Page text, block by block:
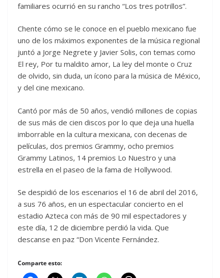
familiares ocurrió en su rancho “Los tres potrillos”.
Chente cómo se le conoce en el pueblo mexicano fue
uno de los máximos exponentes de la música regional
juntó a Jorge Negrete y Javier Solis, con temas como
El rey, Por tu maldito amor, La ley del monte o Cruz
de olvido, sin duda, un ícono para la música de México,
y del cine mexicano.
Cantó por más de 50 años, vendió millones de copias
de sus más de cien discos por lo que deja una huella
imborrable en la cultura mexicana, con decenas de
películas, dos premios Grammy, ocho premios
Grammy Latinos, 14 premios Lo Nuestro y una
estrella en el paseo de la fama de Hollywood.
Se despidió de los escenarios el 16 de abril del 2016,
a sus 76 años, en un espectacular concierto en el
estadio Azteca con más de 90 mil espectadores y
este día, 12 de diciembre perdió la vida. Que
descanse en paz “Don Vicente Fernández.
Comparte esto: